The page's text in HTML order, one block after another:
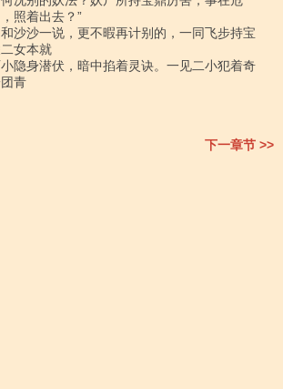
照着出去？”
沙沙一说，更不暇再计别的，一同飞步持宝
女本就
隐身潜伏，暗中掐着灵诀。一见二小犯着奇
青
下一章节 >>